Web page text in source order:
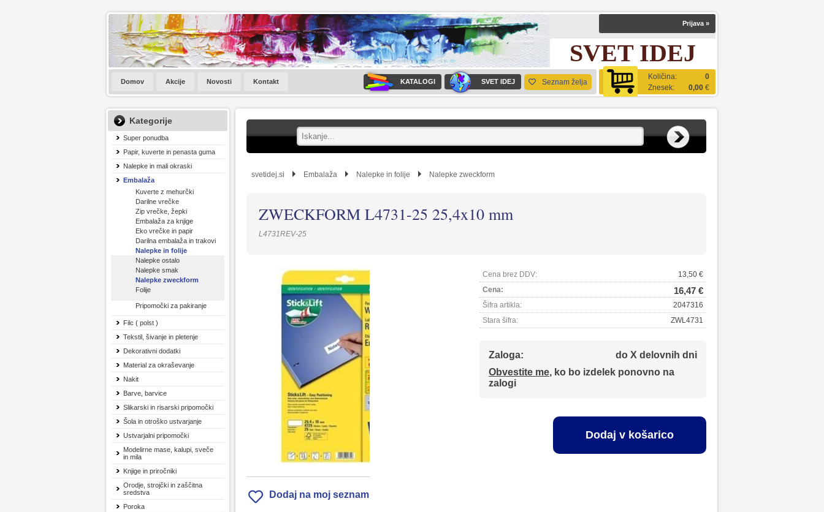
Prijava »
SVET IDEJ
Količina:
0
Znesek:
0,00 €
Domov Akcije Novosti Kontakt KATALOGI SVET IDEJ Seznam želja
Kategorije
Super ponudba
Papir, kuverte in penasta guma
Nalepke in mali okraski
Embalaža
Kuverte z mehurčki
Darilne vrečke
Zip vrečke, žepki
Embalaža za knjige
Eko vrečke in papir
Darilna embalaža in trakovi
Nalepke in folije
Nalepke ostalo
Nalepke smak
Nalepke zweckform
Folije
Pripomočki za pakiranje
Filc ( polst )
Tekstil, šivanje in pletenje
Dekorativni dodatki
Material za okraševanje
Nakit
Barve, barvice
Slikarski in risarski pripomočki
Šola in otroško ustvarjanje
Ustvarjalni pripomočki
Modelirne mase, kalupi, sveče
in mila
Knjige in priročniki
Orodje, strojčki in zaščitna
sredstva
Poroka
svetidej.si Embalaža Nalepke in folije Nalepke zweckform
ZWECKFORM L4731-25 25,4x10 mm
L4731REV-25
Dodaj na moj seznam
Cena brez DDV:
13,50 €
Cena:
16,47 €
Šifra artikla:
2047316
Stara šifra:
ZWL4731
Zaloga:
do X delovnih dni
Obvestite me, ko bo izdelek ponovno na
zalogi
Dodaj v košarico